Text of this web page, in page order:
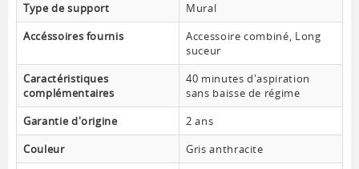
Type de support
Mural
Accéssoires fournis
Accessoire combiné, Long
suceur
Caractéristiques
complémentaires
40 minutes d'aspiration
sans baisse de régime
Garantie d'origine
2 ans
Couleur
Gris anthracite